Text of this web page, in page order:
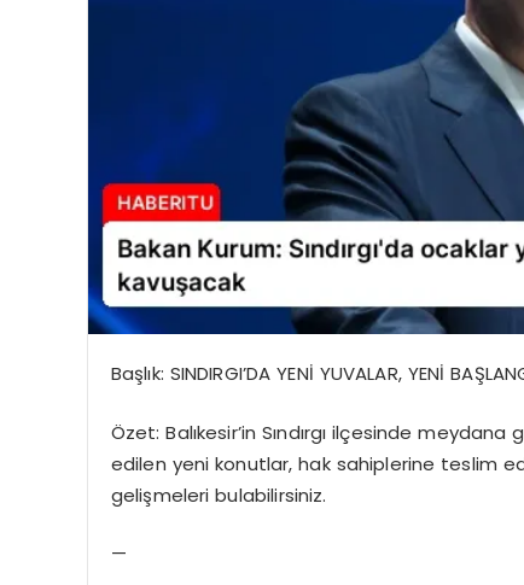
Başlık: SINDIRGI’DA YENİ YUVALAR, YENİ
Özet: Balıkesir’in Sındırgı ilçesinde
edilen yeni konutlar, hak sahiplerine teslim
gelişmeleri bulabilirsiniz.
—